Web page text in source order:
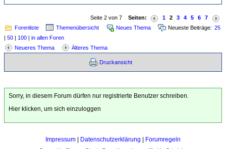
Seite 2 von 7 Seiten: 1 2 3 4 5 6
7
Forenliste
Themenübersicht Neues Thema Neueste Beiträge: 25
| 50 | 100 | in allen Foren
Neueres Thema
Älteres Thema
Druckansicht
Sorry, in diesem Forum dürfen nur registrierte Benutzer schreiben.
Hier klicken, um sich einzuloggen
Impressum Datenschutzerklärung Forumregeln